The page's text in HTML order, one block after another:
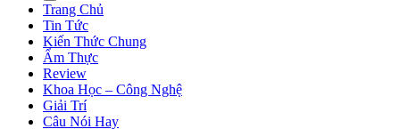
Trang Chủ
Tin Tức
Kiến Thức Chung
Ẩm Thực
Review
Khoa Học – Công Nghệ
Giải Trí
Câu Nói Hay